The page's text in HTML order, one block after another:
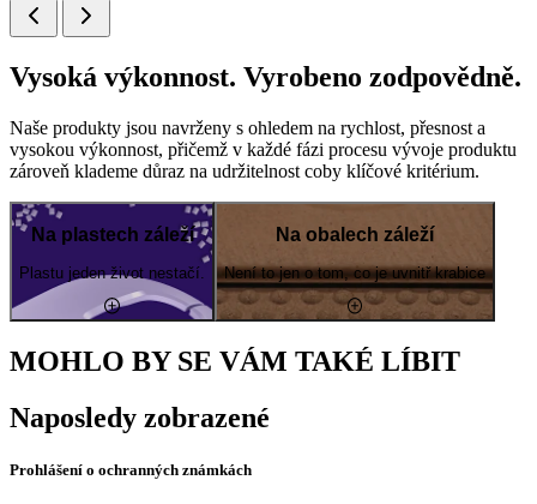
Vysoká výkonnost. Vyrobeno zodpovědně.
Naše produkty jsou navrženy s ohledem na rychlost, přesnost a
vysokou výkonnost, přičemž v každé fázi procesu vývoje produktu
zároveň klademe důraz na udržitelnost coby klíčové kritérium.
Na plastech záleží
Plastu jeden život nestačí.
Na obalech záleží
Není to jen o tom, co je uvnitř krabice
MOHLO BY SE VÁM TAKÉ LÍBIT
Naposledy zobrazené
Prohlášení o ochranných známkách